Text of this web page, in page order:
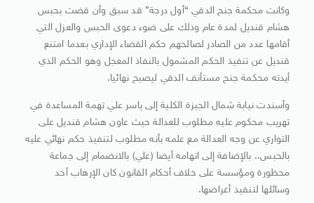
وكانت محكمة جنح الدقي “أول درجة” قد سبق وأن قضت بحبس
هشام قنديل لمدة عام وذلك على ضوء دعوى الحبس والعزل التي
أقامها عدد من الصادر لصالحهم حكم القضاء الإداري بعدما امتنع
قنديل عن تنفيذ الحكم المشمول بالنفاذ المعجل وهو الحكم الذي
أيدته محكمة جنح مستأنف الدقي ليصبح نهائيا.
وأسندت نيابة شمال الجيزة الكلية إلى ياسر علي تهمة المساعدة في
تهريب محكوم عليه مطلوب للعدالة حيث عاون هشام قنديل على
التواري عن وجه العدالة مع علمه بأنه مطلوب لتنفيذ حكم نهائي عليه
بالحبس.. بالإضافة إلى اتهامه أيضا (علي) بالانضمام إلى جماعة
محظورة ومؤسسة على خلاف أحكام القانون كان الإرهاب أحد
وسائلها لتنفيذ أغراضها.